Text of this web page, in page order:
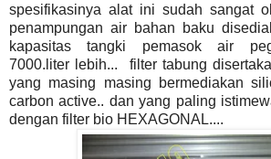
spesifikasinya alat ini sudah sangat
penampungan air bahan baku
kapasitas tangki pemasok air
7000.liter lebih... filter tabung
yang masing masing bermediakan
carbon active.. dan yang paling
dengan filter bio HEXAGONAL....